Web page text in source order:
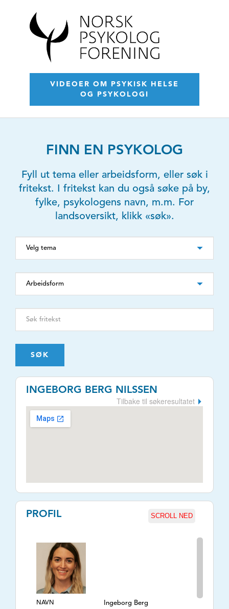
VIDEOER OM PSYKISK HELSE
OG PSYKOLOGI
FINN EN PSYKOLOG
Fyll ut tema eller arbeidsform, eller søk i
fritekst. I fritekst kan du også søke på by,
fylke, psykologens navn, m.m. For
landsoversikt, klikk «søk».
SØK
INGEBORG BERG NILSSEN
Tilbake til søkeresultatet
PROFIL SCROLL NED
NAVN Ingeborg Berg